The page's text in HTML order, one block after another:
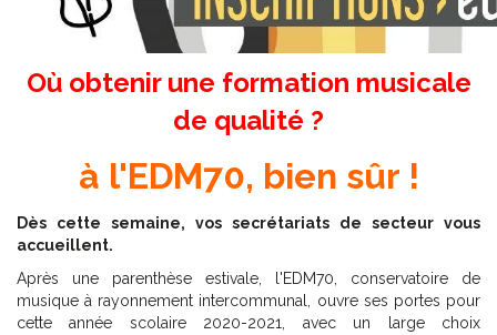
Où obtenir une formation musicale
de qualité ?
à l'EDM70, bien sûr !
Dès cette semaine, vos secrétariats de secteur vous
accueillent.
Après une parenthèse estivale, l'EDM70, conservatoire de
musique à rayonnement intercommunal, ouvre ses portes pour
cette année scolaire 2020-2021, avec un large choix